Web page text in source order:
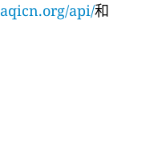
aqicn.org/api/和